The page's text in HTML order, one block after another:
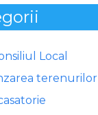
Local
terenurilor